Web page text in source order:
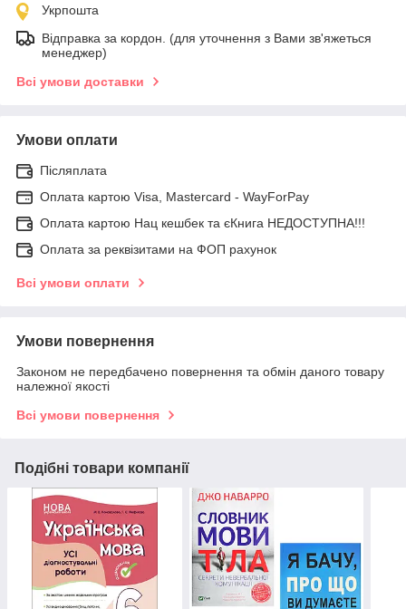
Укрпошта
Відправка за кордон. (для уточнення з Вами зв'яжеться
менеджер)
Всі умови доставки
Умови оплати
Післяплата
Оплата картою Visa, Mastercard - WayForPay
Оплата картою Нац кешбек та єКнига НЕДОСТУПНА!!!
Оплата за реквізитами на ФОП рахунок
Всі умови оплати
Умови повернення
Законом не передбачено повернення та обмін даного товару
належної якості
Всі умови повернення
Подібні товари компанії